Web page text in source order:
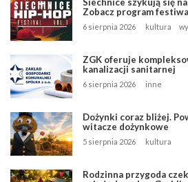
Zobacz program
6 sierpnia 2026 kultura
ZGK oferuje
kanalizacji sanitarnej
6 sierpnia 2026 inne
Dożynki coraz bliżej.
witacze dożynkowe
5 sierpnia 2026 kultura
Rodzinna przygoda